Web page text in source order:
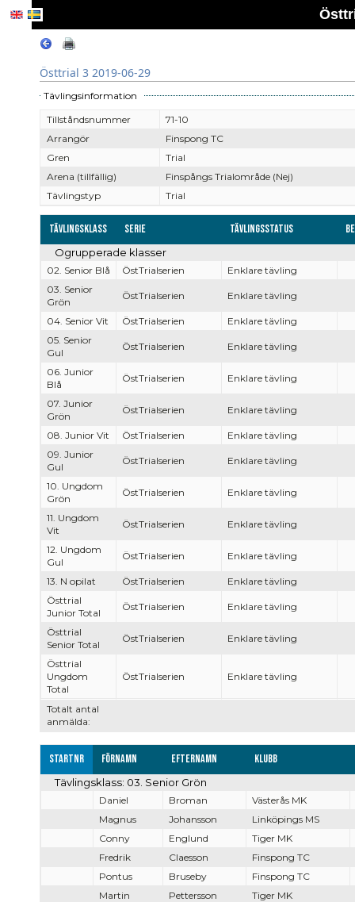
Östtrial 3 2019-06-29
Tävlingsinformation
Tillståndsnummer
71-10
Arrangör
Finspong TC
Gren
Trial
Arena (tillfällig)
Finspångs Trialområde (Nej)
Tävlingstyp
Trial
Tävlingsklass Serie Tävlingsstatus
Totalt antal
anmälda:
Ogrupperade klasser
02. Senior Blå ÖstTrialserien
Enklare tävling
03. Senior
Grön
ÖstTrialserien Enklare tävling
04. Senior Vit ÖstTrialserien
Enklare tävling
05. Senior
Gul
ÖstTrialserien Enklare tävling
06. Junior
Blå
ÖstTrialserien Enklare tävling
07. Junior
Grön
ÖstTrialserien Enklare tävling
08. Junior Vit ÖstTrialserien
Enklare tävling
09. Junior
Gul
ÖstTrialserien Enklare tävling
10. Ungdom
Grön
ÖstTrialserien Enklare tävling
11. Ungdom
Vit
ÖstTrialserien Enklare tävling
12. Ungdom
Gul
ÖstTrialserien Enklare tävling
13. N opilat ÖstTrialserien
Enklare tävling
Östtrial
Junior Total
ÖstTrialserien Enklare tävling
Östtrial
Senior Total
ÖstTrialserien Enklare tävling
Östtrial
Ungdom
Total
ÖstTrialserien Enklare tävling
Startnr Förnamn Efternamn Klubb
Tävlingsklass: 03. Senior Grön
Daniel Broman
Västerås MK
Magnus
Johansson
Linköpings MS
Conny
Englund
Tiger MK
Fredrik
Claesson
Finspong TC
Pontus
Bruseby
Finspong TC
Martin
Pettersson
Tiger MK